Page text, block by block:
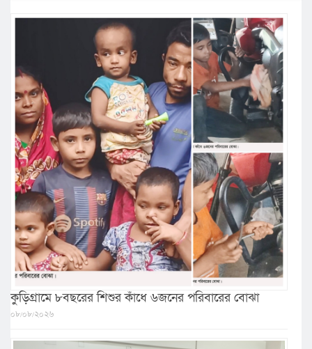
কুড়িগ্রামে ৮বছরের শিশুর কাঁধে ৬জনের পরিবারের বোঝা
০৮/০৮/২০২৬